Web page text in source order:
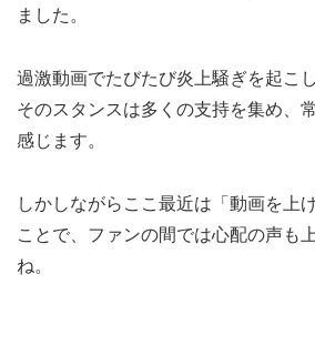
ました。
過激動画でたびたび炎上騒ぎを起こ
そのスタンスは多くの支持を集め、
感じます。
しかしながらここ最近は「動画を上
ことで、ファンの間では心配の声も
ね。